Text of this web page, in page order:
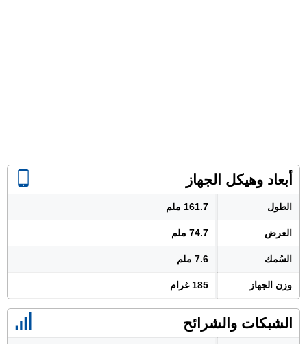
أبعاد وهيكل الجهاز
الطول 161.7 ملم
العرض 74.7 ملم
السُمك 7.6 ملم
وزن الجهاز 185 غرام
الشبكات والشرائح